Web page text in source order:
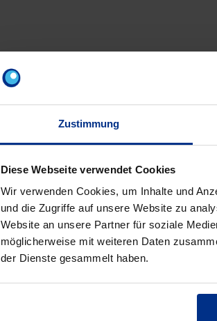
Zustimmung
Diese Webseite verwendet Cookies
Wir verwenden Cookies, um Inhalte und
und die Zugriffe auf unsere Website zu
Website an unsere Partner für soziale
möglicherweise mit weiteren Daten
der Dienste gesammelt haben.
TECHNISCHE UNTERLAGEN
Muffe/Kappe